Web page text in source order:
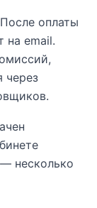
оплаты
на email.
через
несколько